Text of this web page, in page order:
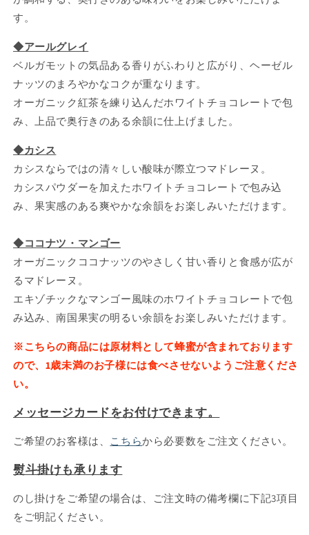
す。
◆アールグレイ
ベルガモットの気品ある香りがふわりと広がり、ヘーゼル
ナッツのまろやかなコクが重なります。
オーガニック紅茶を練り込んだホワイトチョコレートで包
み、上品で奥行きのある余韻に仕上げました。
◆カシス
カシスならではの清々しい酸味が際立つマドレーヌ。
カシスパウダーを加えたホワイトチョコレートで包み込
み、果実感のある爽やかな余韻をお楽しみいただけます。
◆ココナツ・マンゴー
オーガニックココナッツのやさしく甘い香りと食感が広が
るマドレーヌ。
エキゾチックなマンゴー風味のホワイトチョコレートで包
み込み、南国果実の明るい余韻をお楽しみいただけます。
※こちらの商品には原材料として蜂蜜が含まれております
ので、1歳未満のお子様には食べさせないようご注意くださ
い。
メッセージカードをお付けできます。
ご希望のお客様は、 こちらから必要数をご注文ください。
熨斗掛けも承ります
のし掛けをご希望の場合は、ご注文時の備考欄に下記3項目
をご明記ください。